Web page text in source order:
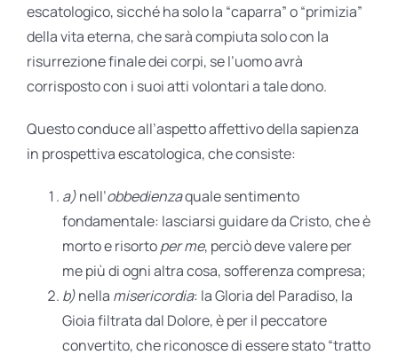
escatologico, sicché ha solo la “caparra” o “primizia”
della vita eterna, che sarà compiuta solo con la
risurrezione finale dei corpi, se l’uomo avrà
corrisposto con i suoi atti volontari a tale dono.
Questo conduce all’aspetto affettivo della sapienza
in prospettiva escatologica, che consiste:
a)nell’obbedienzaquale sentimento
fondamentale: lasciarsi guidare da Cristo, che è
morto e risortoper me, perciò deve valere per
me più di ogni altra cosa, sofferenza compresa;
b)nella misericordia: la Gloria del Paradiso, la
Gioia filtrata dal Dolore, è per il peccatore
convertito, che riconosce di essere stato “tratto